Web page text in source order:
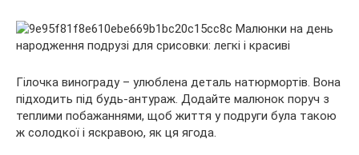
Гілочка винограду – улюблена деталь натюрмортів. Вона
підходить під будь-антураж. Додайте малюнок поруч з
теплими побажаннями, щоб життя у подруги була такою
ж солодкої і яскравою, як ця ягода.